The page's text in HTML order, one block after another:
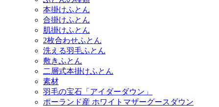
本掛けふとん
合掛けふとん
肌掛けふとん
2枚合わせふとん
洗える羽毛ふとん
敷きふとん
二層式本掛けふとん
素材
羽毛の宝石「アイダーダウン」
ポーランド産 ホワイトマザーグースダウン